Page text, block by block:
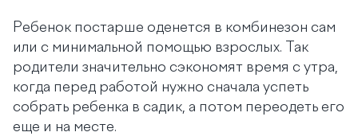
Ребенок постарше оденется в комбинезон сам
или с минимальной помощью взрослых. Так
родители значительно сэкономят время с утра,
когда перед работой нужно сначала успеть
собрать ребенка в садик, а потом переодеть его
еще и на месте.